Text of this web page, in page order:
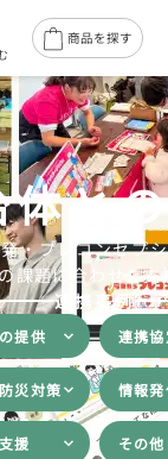
商品を探す
体と
・プレコンセプ
課題に合わせた支
連携事例
提供 連携
災対策 情報
援 その